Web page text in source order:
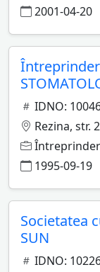
2001-04-20
IDNO:
Rezina, str.
1995-09-19
Societatea
SUN
IDNO: